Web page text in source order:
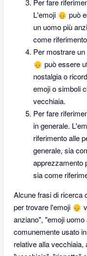
Per fare
L'emoji 👴 può
un uomo più
come
Per mostrare
👴 può essere
nostalgia o
emoji o simboli
vecchiaia.
Per fare
in generale.
riferimento alle
generale, sia
apprezzamento
sia come
Alcune frasi di ricerca
per trovare l'emoji 👴
anziano", "emoji
comunemente usato
relative alla vecchiaia,